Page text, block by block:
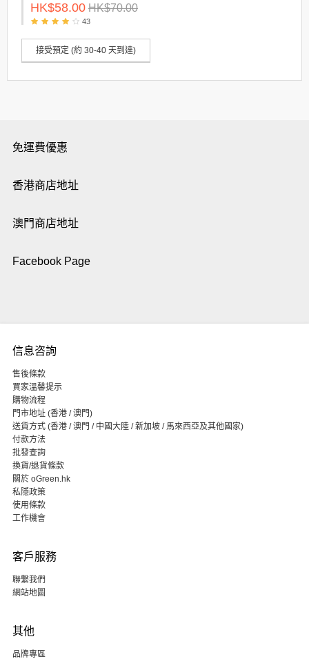
HK$58.00 HK$70.00
43
接受預定 (約 30-40 天到達)
免運費優惠
香港商店地址
澳門商店地址
Facebook Page
信息咨詢
售後條款
買家溫馨提示
購物流程
門市地址 (香港 / 澳門)
送貨方式 (香港 / 澳門 / 中國大陸 / 新加坡 / 馬來西亞及其他國家)
付款方法
批發查詢
換貨/退貨條款
關於 oGreen.hk
私隱政策
使用條款
工作機會
客戶服務
聯繫我們
網站地圖
其他
品牌專區